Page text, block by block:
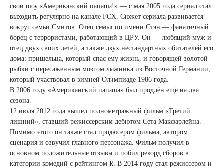
свои шоу.«Американский папаша!» — с мая 2005 года сериал стал
выходить регулярно на канале FOX. Сюжет сериала развивается
вокруг семьи Смитов. Отец семьи по имени Стэн — фанатичный
борец с террористами, работающий в ЦРУ. Он — любящий муж и
отец двух своих детей, а также двух нестандартных обитателей его
дома: пришельца, который спас ему жизнь, и говорящей золотой
рыбки с пересаженным мозгом лыжника из Восточной Германии,
который участвовал в зимней Олимпиаде 1986 года.
В 2006 году «Американский папаша» был продлён ещё на два
сезона.
12 июля 2012 года вышел полнометражный фильм «Третий
лишний», ставший режиссерским дебютом Сета Макфарлейна.
Помимо этого он также стал продюсером фильма, автором
сценария и озвучил главного персонажа. Фильм получил в
основном положительные отзывы и побил рекорд сборов в
категории комедий с рейтингом R. В 2014 году стал режиссером и